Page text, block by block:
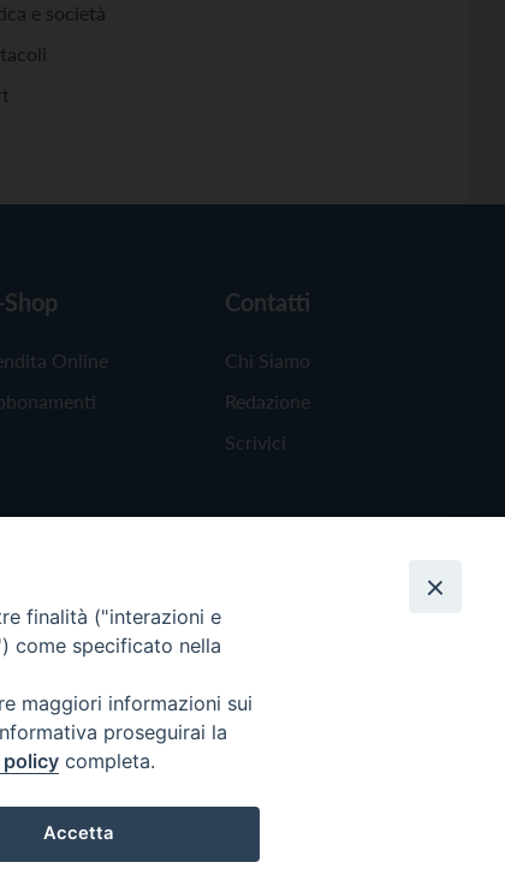
e società
Shop
Online
Contatti
Chi Siamo
Redazione
Scrivici
finalità ("interazioni e
come specificato nella
maggiori informazioni sui
proseguirai la
completa.
Accetta